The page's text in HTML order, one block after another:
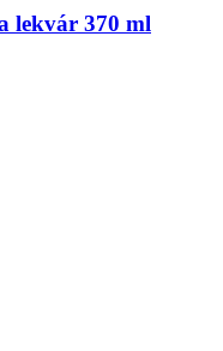
lekvár 370 ml